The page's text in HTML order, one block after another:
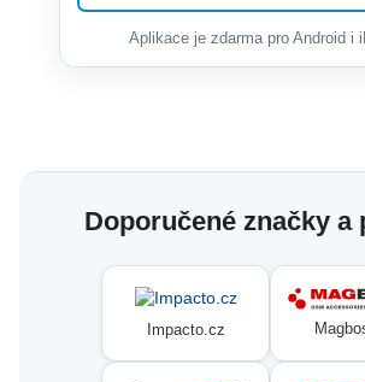
Aplikace je zdarma pro Android i
Doporučené značky a
Impacto.cz